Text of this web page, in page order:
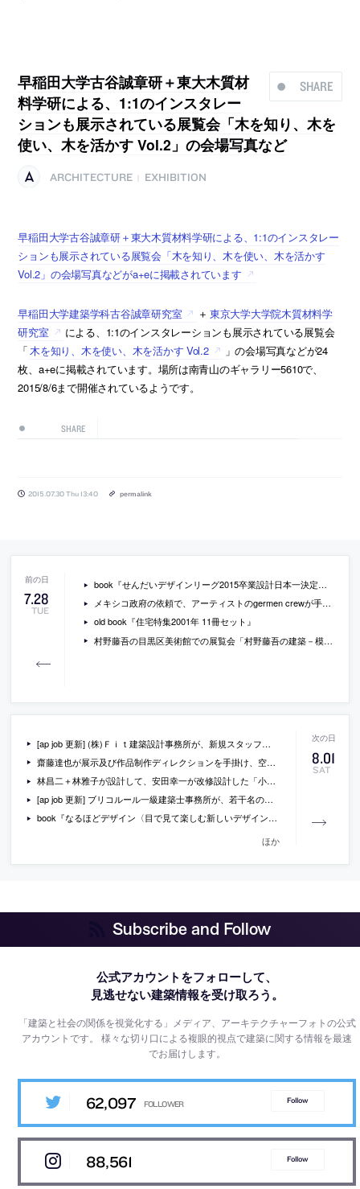
SHARE
早稲田大学古谷誠章研＋東大木質材
料学研による、1:1のインスタレー
ションも展示されている展覧会「木を知り、木を
使い、木を活かす Vol.2」の会場写真など
ARCHITECTURE EXHIBITION
早稲田大学古谷誠章研＋東大木質材料学研による、1:1のインスタレー
ションも展示されている展覧会「木を知り、木を使い、木を活かす
Vol.2」の会場写真などがa+eに掲載されています
早稲田大学建築学科古谷誠章研究室 ＋ 東京大学大学院木質材料学
研究室
による、1:1のインスタレーションも展示されている展覧会
「 木を知り、木を使い、木を活かす Vol.2
」の会場写真などが24
枚、a+eに掲載されています。場所は南青山のギャラリー5610で、
2015/8/6まで開催されているようです。
SHARE
2015.07.30 Thu 13:40 permalink
7.28
TUE
book『せんだいデザインリーグ2015卒業設計日本一決定戦OFFICIAL BOOK』
メキシコ政府の依頼で、アーティストのgermen crewが手掛けた、町全体を、虹色のグラフィックで覆ってしまうプロジェクトの写真など
old book『住宅特集2001年 11冊セット』
村野藤吾の目黒区美術館での展覧会「村野藤吾の建築－模型が語る豊饒な世界」の会場写真
8.01
SAT
[ap job 更新] (株)Ｆｉｔ建築設計事務所が、新規スタッフを募集中
齋藤達也が展示及び作品制作ディレクションを手掛け、空間デザインをが南木隆助手掛けた展覧会『 演劇博物館「プロジェクションメディアの考古学」 』
林昌二＋林雅子が設計して、安田幸一が改修設計した「小石川の住宅（「私たちの家」改修）」などを特集したTOTO通信の最新号「ヴィンテージ住宅の未来」のオンライン版
[ap job 更新] ブリコルール一級建築士事務所が、若干名の設計スタッフを募集中
book『なるほどデザイン〈目で見て楽しむ新しいデザインの本。〉』
ほか
Subscribe and Follow
公式アカウントをフォローして、
見逃せない建築情報を受け取ろう。
「建築と社会の関係を視覚化する」メディア、アーキテクチャーフォトの公式
アカウントです。様々な切り口による複眼的視点で建築に関する情報を最速
でお届けします。
62,097 Follow
88,561 Follow